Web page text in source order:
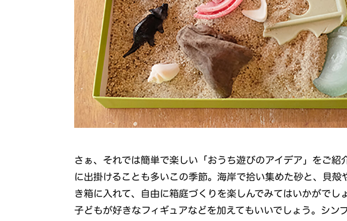
さぁ、それでは簡単で楽しい「おうち遊びのアイデア」をご
に出掛けることも多いこの季節。海岸で拾い集めた砂と、貝
き箱に入れて、自由に箱庭づくりを楽しんでみてはいかがでし
子どもが好きなフィギュアなどを加えてもいいでしょう。シン